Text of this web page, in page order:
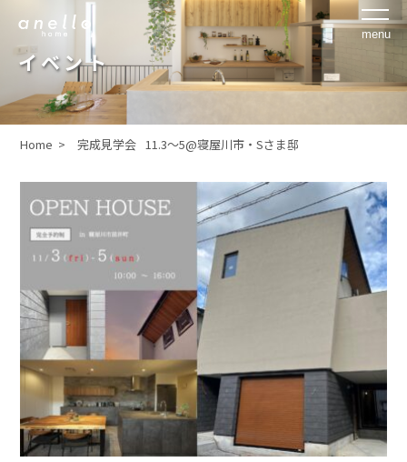
イベント
Home > 完成見学会 11.3～5@寝屋川市・Sさま邸